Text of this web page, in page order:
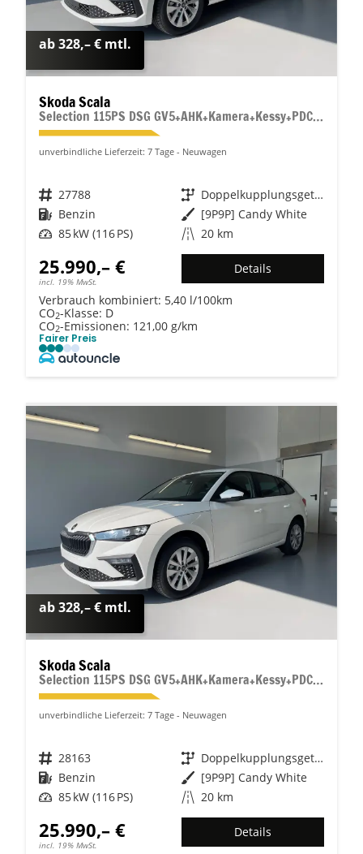
ab 328,– € mtl.
Skoda Scala
Selection 115PS DSG GV5+AHK+Kamera+Kessy+PDC+Sitzheiz+Alu16+Climatronic
unverbindliche Lieferzeit: 7 Tage Neuwagen
Fahrzeugnr. 27788 Getriebe
Doppelkupplungsgetriebe (DSG)
Kraftstoff Benzin Außenfarbe [9P9P] Candy White
Leistung 85 kW (116 PS) Kilometerstand 20 km
25.990,– €
incl. 19% MwSt.
Details
Verbrauch kombiniert: 5,40 l/100km
CO2-Klasse: D
CO2-Emissionen: 121,00 g/km
Fairer Preis
ab 328,– € mtl.
Skoda Scala
Selection 115PS DSG GV5+AHK+Kamera+Kessy+PDC+Sitzheiz+Alu16+Climatronic
unverbindliche Lieferzeit: 7 Tage Neuwagen
Fahrzeugnr. 28163 Getriebe
Doppelkupplungsgetriebe (DSG)
Kraftstoff Benzin Außenfarbe [9P9P] Candy White
Leistung 85 kW (116 PS) Kilometerstand 20 km
25.990,– €
incl. 19% MwSt.
Details